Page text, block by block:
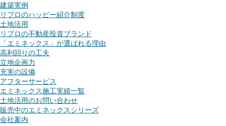
建築実例
リプロのハッピー紹介制度
土地活用
リプロの不動産投資ブランド
「エミネックス」が選ばれる理由
高利回りの工夫
立地企画力
充実の設備
アフターサービス
エミネックス施工実績一覧
土地活用のお問い合わせ
販売中のエミネックスシリーズ
会社案内